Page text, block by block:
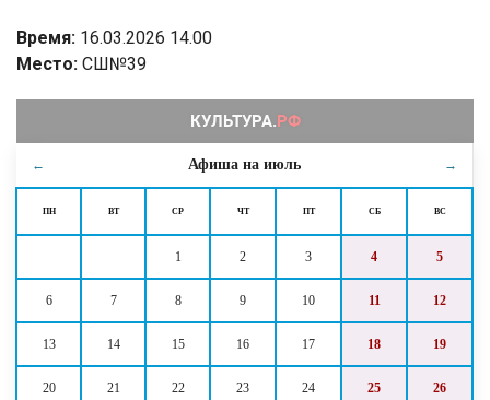
← Афиша на июль →
ПН ВТ СР ЧТ ПТ СБ ВС
1 2 3 4 5
6 7 8 9 10 11 12
13 14 15 16 17 18 19
20 21 22 23 24 25 26
Время: 16.03.2026 14.00
Место: СШ№39